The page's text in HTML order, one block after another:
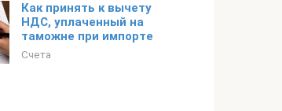
Как принять к вычету
НДС, уплаченный на
таможне при импорте
Счета